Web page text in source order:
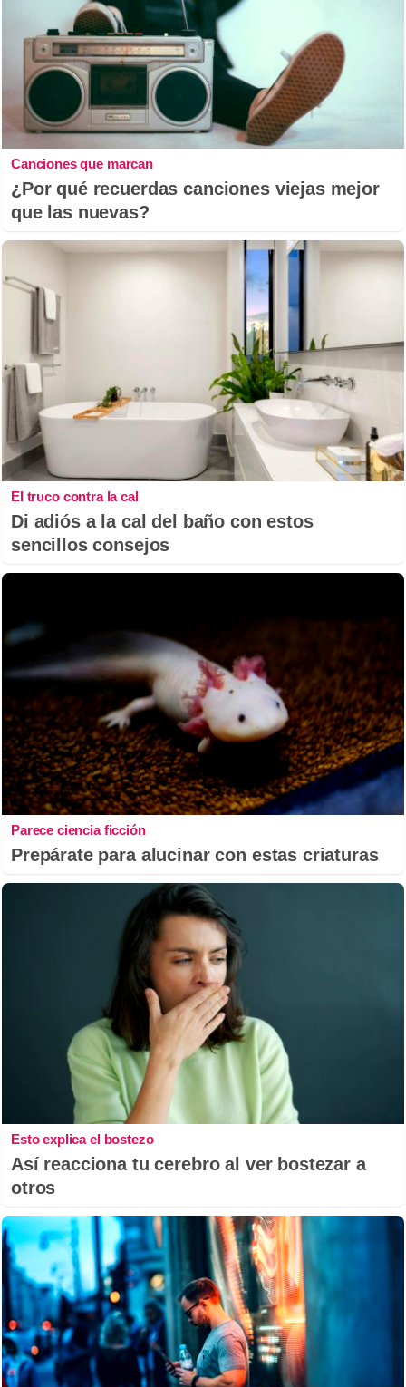
Canciones que marcan
¿Por qué recuerdas canciones viejas mejor
que las nuevas?
El truco contra la cal
Di adiós a la cal del baño con estos
sencillos consejos
Parece ciencia ficción
Prepárate para alucinar con estas criaturas
Esto explica el bostezo
Así reacciona tu cerebro al ver bostezar a
otros